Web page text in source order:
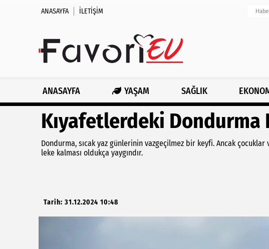
ANASAYFA İLETIŞIM
ANASAYFA YAŞAM SAĞLIK
Kıyafetlerdeki Dondurma
Dondurma, sıcak yaz günlerinin vazgeçilmez bir keyfi. Ancak
leke kalması oldukça yaygındır.
Tarih: 31.12.2024 10:48